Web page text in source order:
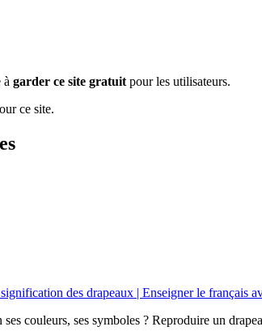
à garder ce site gratuit pour les utilisateurs.
ce site.
des drapeaux | Enseigner le français
couleurs, ses symboles ? Reproduire un